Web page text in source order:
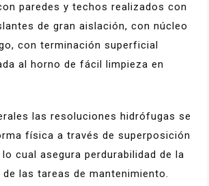
paredes y techos realizados con
de gran aislación, con núcleo
con terminación superficial
al horno de fácil limpieza en
las resoluciones hidrófugas se
física a través de superposición
cual asegura perdurabilidad de la
las tareas de mantenimiento.